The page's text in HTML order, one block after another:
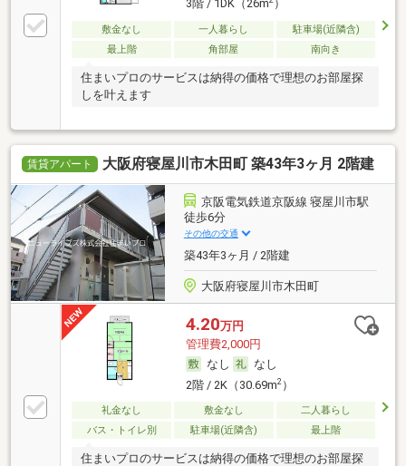
3階 / 1DK（26m ）
敷金なし 一人暮らし
駐車場(近隣含)
最上階
角部屋 南向き
住まいプロのサービスは納得の価格で理想のお部屋探
しを叶えます
賃貸アパート 大阪府寝屋川市木田町 築43年3ヶ月 2階建
京阪電気鉄道京阪線 寝屋川市駅
徒歩6分
その他の交通
築43年3ヶ月 / 2階建
大阪府寝屋川市木田町
4.20万円
管理費2,000円
なし
なし
2階 / 2K（30.69m2）
礼金なし 敷金なし
二人暮らし
バス・トイレ別
駐車場(近隣含) 最上階
住まいプロのサービスは納得の価格で理想のお部屋探